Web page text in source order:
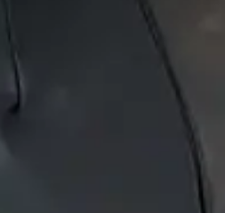
poliéster - face: 100% poliuretano)
sobreposto assimétrico na parte da
cor da saia.